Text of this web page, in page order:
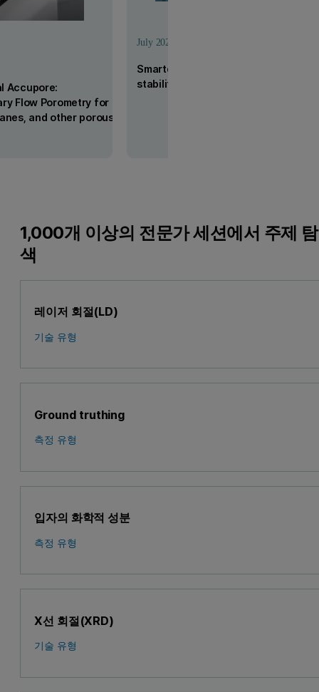
Accupore:
Flow Porometry for
and other porous
July 2026
Smarter QC workflows for particle
stability with the Zetasizer Advance
1,000개 이상의 전문가 세션에서 주제 탐
색
레이저 회절(LD)
기술 유형
Ground truthing
측정 유형
입자의 화학적 성분
측정 유형
X선 회절(XRD)
기술 유형